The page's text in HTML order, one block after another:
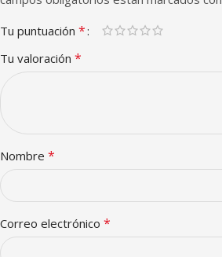
Tu puntuación *
Tu valoración *
Nombre *
Correo electrónico *